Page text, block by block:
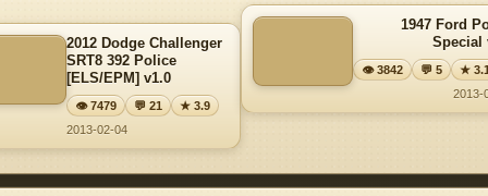
2012 Dodge Challenger
SRT8 392 Police
[ELS/EPM] v1.0
👁 7479 💬 21
★ 3.9
2013-02-04
1947 Ford
Special
👁 3842 💬 5
★
2013-